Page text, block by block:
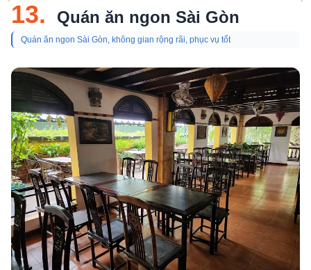
13. Quán ăn ngon Sài Gòn
Quán ăn ngon Sài Gòn, không gian rộng rãi, phục vụ tốt